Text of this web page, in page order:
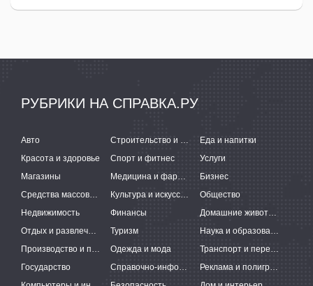
РУБРИКИ НА СПРАВКА.РУ
Авто Строительство и ремонт
Еда и напитки
Красота и здоровье
Спорт и фитнес
Услуги
Магазины
Медицина и фармацевтика
Бизнес
Средства массовой информации
Культура и искусство
Общество
Недвижимость
Финансы
Домашние животные
Отдых и развлечения
Туризм
Наука и образование
Производство и поставки
Одежда и мода
Транспорт и перевозки
Государство
Справочно-информационные системы
Реклама и полиграфия